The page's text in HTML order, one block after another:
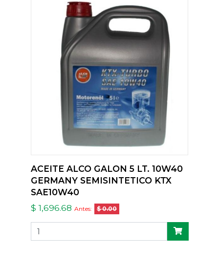
ACEITE ALCO GALON 5 LT. 10W40
GERMANY SEMISINTETICO KTX
SAE10W40
$ 1,696.68 Antes: $ 0.00